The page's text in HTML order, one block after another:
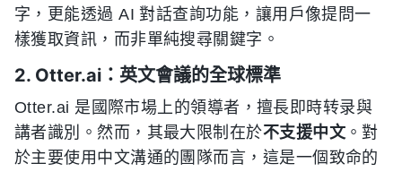
字，更能透過 AI 對話查詢功能，讓用戶像提問一
樣獲取資訊，而非單純搜尋關鍵字。
2. Otter.ai：英文會議的全球標準
Otter.ai 是國際市場上的領導者，擅長即時转录與
講者識別。然而，其最大限制在於不支援中文。對
於主要使用中文溝通的團隊而言，這是一個致命的